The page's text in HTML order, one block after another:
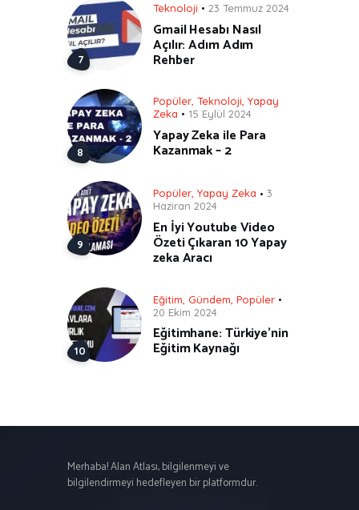
Teknoloji 23 Temmuz 2024
Gmail Hesabı Nasıl
Açılır: Adım Adım
Rehber
Popüler Teknoloji Yapay
Zeka
15 Eylül 2024
Yapay Zeka ile Para
Kazanmak – 2
Popüler, Yapay Zeka
3
Haziran 2024
En İyi Youtube Video
Özeti Çıkaran 10 Yapay
zeka Aracı
Eğitim Gündem Popüler
20 Ekim 2024
Eğitimhane: Türkiye’nin
Eğitim Kaynağı
Merhaba! Alan Atlası, bilgilenmeyi ve
bilgilendirmeyi hedefleyen bir platformdur.